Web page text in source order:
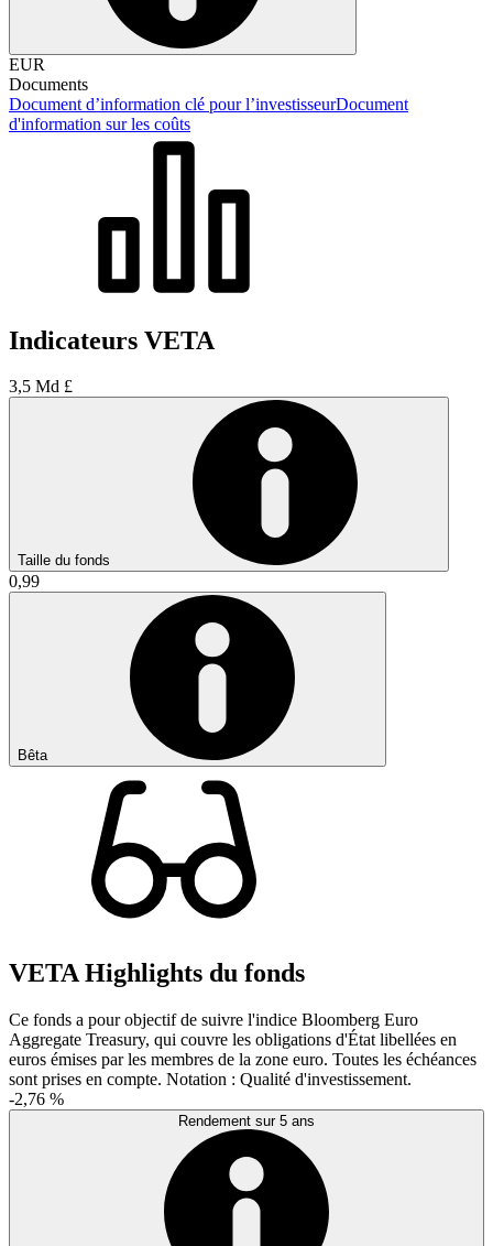
EUR
Documents
Document d’information clé pour l’investisseurDocument
d'information sur les coûts
Indicateurs VETA
3,5 Md £
Taille du fonds
0,99
Bêta
VETA Highlights du fonds
Ce fonds a pour objectif de suivre l'indice Bloomberg Euro
Aggregate Treasury, qui couvre les obligations d'État libellées en
euros émises par les membres de la zone euro. Toutes les échéances
sont prises en compte. Notation : Qualité d'investissement.
-2,76 %
Rendement sur 5 ans